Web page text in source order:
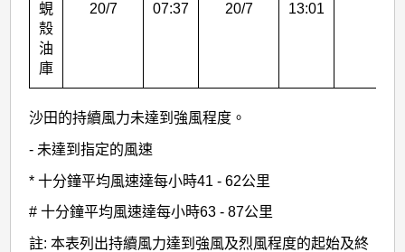
蜆
殼
油
庫
20/7 07:37 20/7 13:01
沙田的持續風力未達到強風程度。
- 未達到指定的風速
* 十分鐘平均風速達每小時41 - 62公里
# 十分鐘平均風速達每小時63 - 87公里
註: 本表列出持續風力達到強風及烈風程度的起始及終